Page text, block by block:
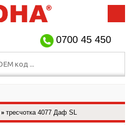
0700 45 450
» тресчотка 4077 Даф SL